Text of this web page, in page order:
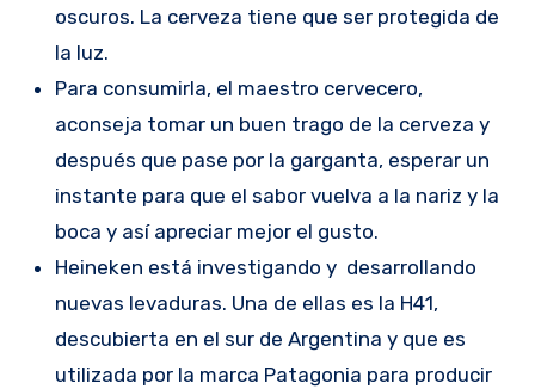
oscuros. La cerveza tiene que ser protegida de
la luz.
Para consumirla, el maestro cervecero,
aconseja tomar un buen trago de la cerveza y
después que pase por la garganta, esperar un
instante para que el sabor vuelva a la nariz y la
boca y así apreciar mejor el gusto.
Heineken está investigando y desarrollando
nuevas levaduras. Una de ellas es la H41,
descubierta en el sur de Argentina y que es
utilizada por la marca Patagonia para producir